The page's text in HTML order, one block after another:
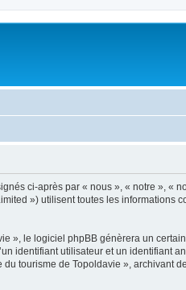
ci-après par « nous », « notre », «
») utilisent toutes les informations
», le logiciel phpBB génèrera un
identifiant utilisateur et un identifiant
tourisme de Topoldavie », archivant